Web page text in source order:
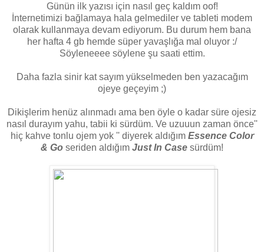
Günün ilk yazısı için nasıl geç kaldım oof!
İnternetimizi bağlamaya hala gelmediler ve tableti modem
olarak kullanmaya devam ediyorum. Bu durum hem bana
her hafta 4 gb hemde süper yavaşlığa mal oluyor :/
Söyleneeee söylene şu saati ettim.
Daha fazla sinir kat sayım yükselmeden ben yazacağım
ojeye geçeyim ;)
Dikişlerim henüz alınmadı ama ben öyle o kadar süre ojesiz
nasıl durayım yahu, tabii ki sürdüm. Ve uzuuun zaman önce''
hiç kahve tonlu ojem yok '' diyerek aldığım Essence Color
& Go seriden aldığım Just In Case sürdüm!